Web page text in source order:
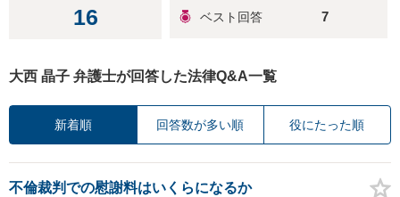
16 7
大西 晶子 弁護士が回答した法律Q&A一覧
新着順 回答数が多い順 役にたった順
不倫裁判での慰謝料はいくらになるか